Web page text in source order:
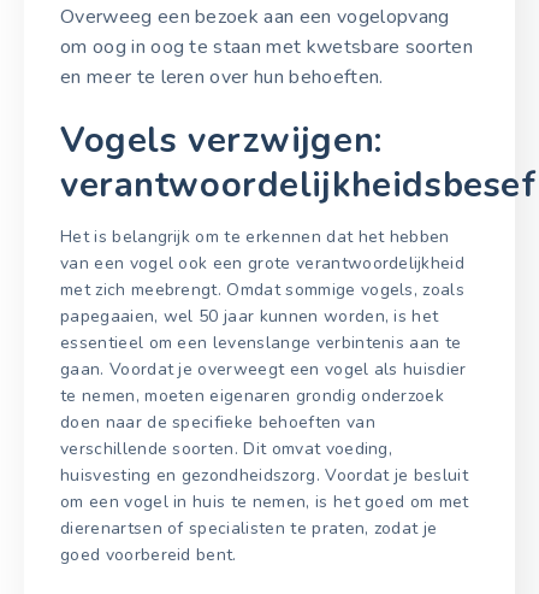
Overweeg een bezoek aan een vogelopvang
om oog in oog te staan met kwetsbare soorten
en meer te leren over hun behoeften.
Vogels verzwijgen:
verantwoordelijkheidsbesef
Het is belangrijk om te erkennen dat het hebben
van een vogel ook een grote verantwoordelijkheid
met zich meebrengt. Omdat sommige vogels, zoals
papegaaien, wel 50 jaar kunnen worden, is het
essentieel om een levenslange verbintenis aan te
gaan. Voordat je overweegt een vogel als huisdier
te nemen, moeten eigenaren grondig onderzoek
doen naar de specifieke behoeften van
verschillende soorten. Dit omvat voeding,
huisvesting en gezondheidszorg. Voordat je besluit
om een vogel in huis te nemen, is het goed om met
dierenartsen of specialisten te praten, zodat je
goed voorbereid bent.